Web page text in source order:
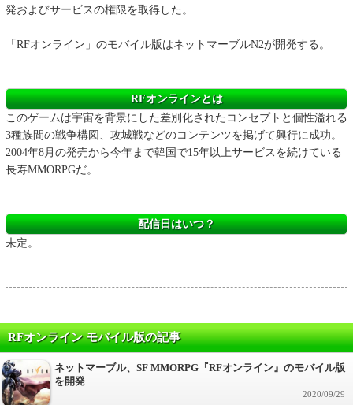
発およびサービスの権限を取得した。
「RFオンライン」のモバイル版はネットマーブルN2が開発する。
RFオンラインとは
このゲームは宇宙を背景にした差別化されたコンセプトと個性溢れる
3種族間の戦争構図、攻城戦などのコンテンツを掲げて興行に成功。
2004年8月の発売から今年まで韓国で15年以上サービスを続けている
長寿MMORPGだ。
配信日はいつ？
未定。
RFオンライン モバイル版の記事
ネットマーブル、SF MMORPG『RFオンライン』のモバイル版
を開発
2020/09/29